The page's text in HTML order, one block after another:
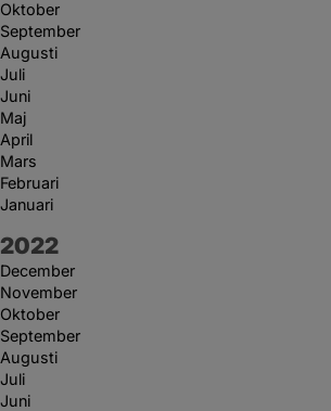
Oktober
September
Augusti
Juli
Juni
Maj
April
Mars
Februari
Januari
År:
2022
December
November
Oktober
September
Augusti
Juli
Juni